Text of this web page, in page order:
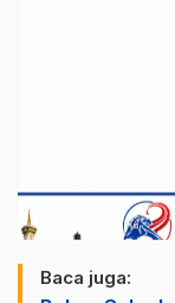
Baca juga: